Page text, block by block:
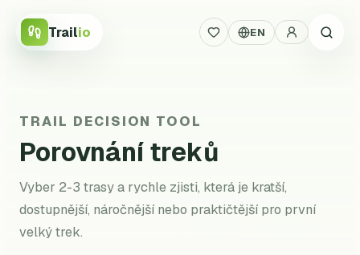
Trailio EN
TRAIL DECISION TOOL
Porovnání treků
Vyber 2-3 trasy a rychle zjisti, která je kratší,
dostupnější, náročnější nebo praktičtější pro první
velký trek.